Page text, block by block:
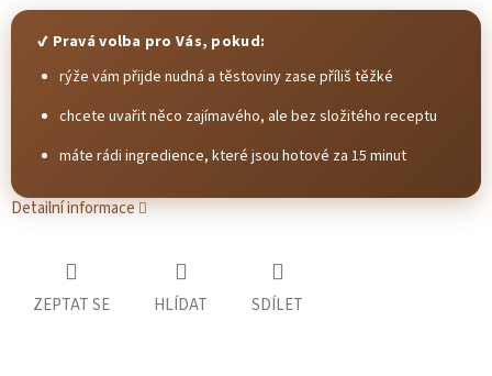
✔ Pravá volba pro Vás, pokud:
rýže vám přijde nudná a těstoviny zase příliš těžké
chcete uvařit něco zajímavého, ale bez složitého receptu
máte rádi ingredience, které jsou hotové za 15 minut
Detailní informace
ZEPTAT SE HLÍDAT SDÍLET